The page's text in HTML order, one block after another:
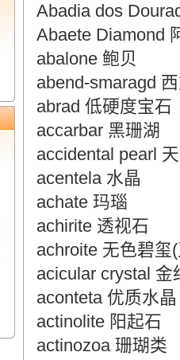
Abadia dos
Abaete Diamond
abalone 鲍贝
abend-smaragd
abrad 低硬度宝石
accarbar 黑珊湖
accidental pearl
acentela 水晶
achate 玛瑙
achirite 透视石
achroite 无色碧玺
acicular crystal 金
aconteta 优质水晶
actinolite 阳起石
actinozoa 珊瑚类